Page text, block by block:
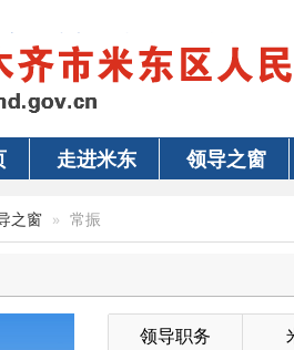
走进米东 领导之窗
之窗 常振
领导职务